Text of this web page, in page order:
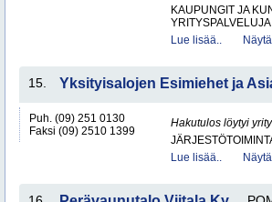
KAUPUNGIT JA
YRITYSPALVELUJA
Lue lisää..
15. Yksityisalojen Esimiehet ja
Puh. (09) 251 0130
Faksi (09) 2510 1399
Hakutulos löytyi
Lue lisää..